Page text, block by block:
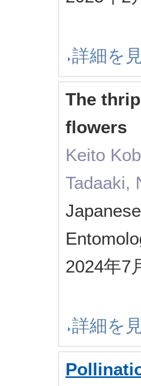
詳細を
The
flowers
Keito
Tadaaki,
2024年7
詳細を